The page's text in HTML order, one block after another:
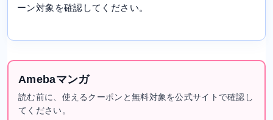
ーン対象を確認してください。
Amebaマンガ
読む前に、使えるクーポンと無料対象を公式サイトで確認し
てください。